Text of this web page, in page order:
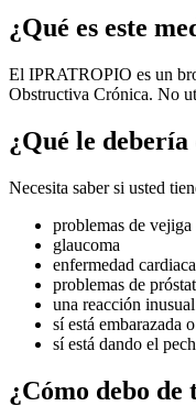
¿Qué es este
El IPRATROPIO es un
Obstructiva Crónica. No
¿Qué le
Necesita saber si usted
problemas de
glaucoma
enfermedad
problemas de
una reacción
sí está embarazada
sí está dando el
¿Cómo debo de